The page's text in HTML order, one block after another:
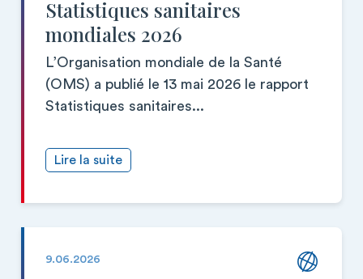
Statistiques sanitaires
mondiales 2026
L’Organisation mondiale de la Santé
(OMS) a publié le 13 mai 2026 le rapport
Statistiques sanitaires...
Lire la suite
9.06.2026